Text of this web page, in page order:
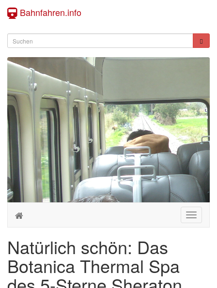
Bahnfahren.info
Toggle
Natürlich schön: Das
Botanica Thermal Spa